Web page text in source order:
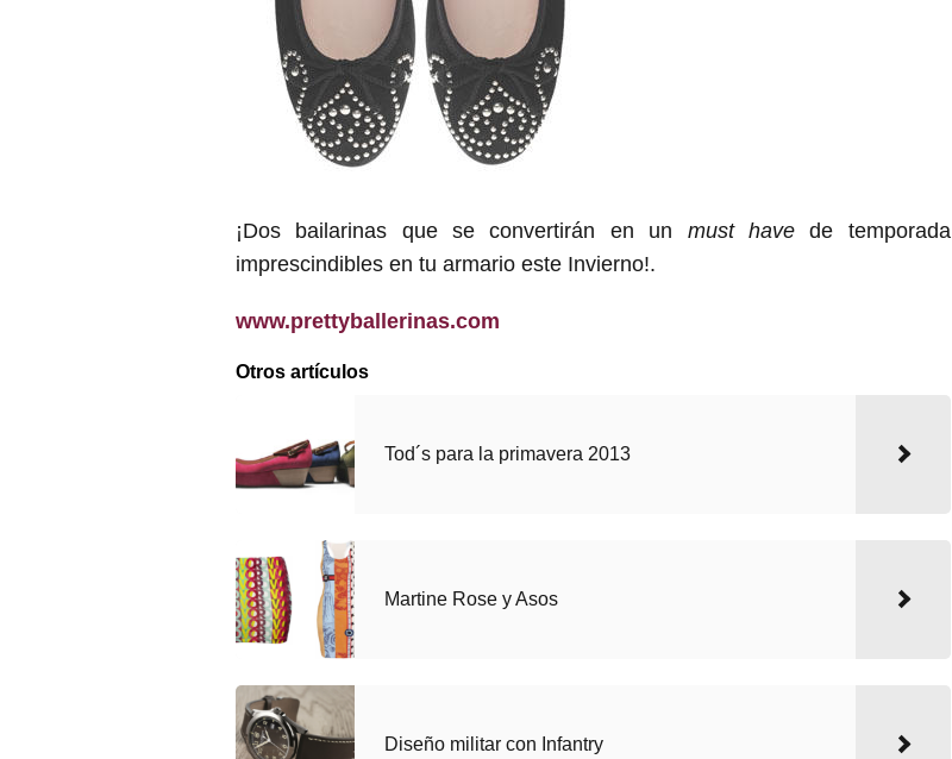
¡Dos bailarinas que se convertirán en un must havede temporada
imprescindibles en tu armario este Invierno!.
www.prettyballerinas.com
Otros artículos
Tod´s para la primavera 2013
Martine Rose y Asos
Diseño militar con Infantry